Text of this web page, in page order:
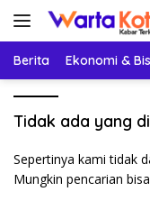
Langsung
Berita Ekonomi &
Tidak ada yang
Sepertinya kami tidak
Mungkin pencarian